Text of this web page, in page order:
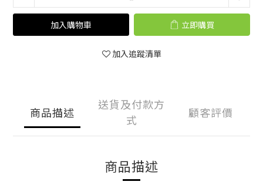
加入購物車 立即購買
加入追蹤清單
商品描述
送貨及付款方
式
顧客評價
商品描述